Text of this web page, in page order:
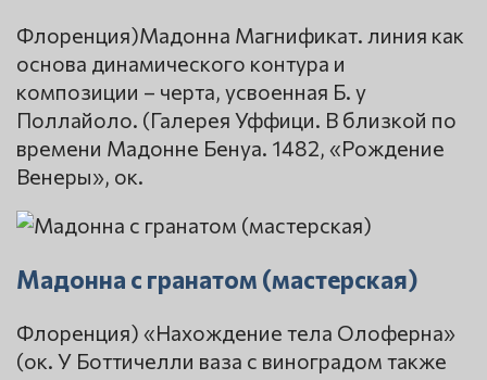
Флоренция)Мадонна Магнификат. линия как
основа динамического контура и
композиции – черта, усвоенная Б. у
Поллайоло. (Галерея Уффици. В близкой по
времени Мадонне Бенуа. 1482, «Рождение
Венеры», ок.
Мадонна с гранатом (мастерская)
Флоренция) «Нахождение тела Олоферна»
(ок. У Боттичелли ваза с виноградом также